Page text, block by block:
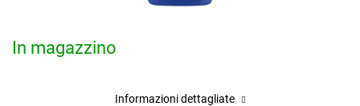
In magazzino
Informazioni dettagliate